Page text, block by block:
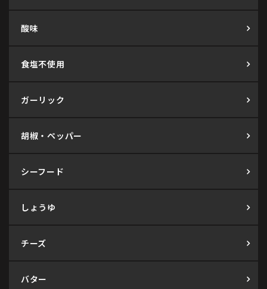
酸味
食塩不使用
ガーリック
胡椒・ペッパー
シーフード
しょうゆ
チーズ
バター